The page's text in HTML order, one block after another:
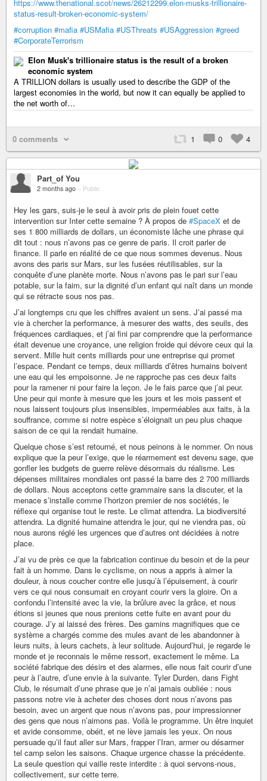
https://www.thenational.scot/news/26212299.elon-musks-trillionaire-
status-result-broken-economic-system/
#corruption #mafia #USMafia #USThreats #USAggression #greed
#CorporateTerrorism
Elon Musk's trillionaire status is the result of a broken
economic system
A TRILLION dollars is usually used to describe the GDP of the
largest economies in the world, but now it can equally be applied to
the net worth of…
0 comments 1 0 4
Part_of You
2 months ago – Public
Hey les gars, suis-je le seul à avoir pris de plein fouet cette
intervention sur Inter cette semaine ? À propos de #SpaceX et de
ses 1 800 milliards de dollars, un économiste lâche une phrase qui
dit tout : nous n’avons pas ce genre de paris. Il croit parler de
finance. Il parle en réalité de ce que nous sommes devenus. Nous
avons des paris sur Mars, sur les fusées réutilisables, sur la
conquête d’une planète morte. Nous n’avons pas le pari sur l’eau
potable, sur la faim, sur la dignité d’un enfant qui naît dans un monde
qui se rétracte sous nos pas.
J’ai longtemps cru que les chiffres avaient un sens. J’ai passé ma
vie à chercher la performance, à mesurer des watts, des seuils, des
fréquences cardiaques, et j’ai fini par comprendre que la performance
était devenue une croyance, une religion froide qui dévore ceux qui la
servent. Mille huit cents milliards pour une entreprise qui promet
l’espace. Pendant ce temps, deux milliards d’êtres humains boivent
une eau qui les empoisonne. Je ne rapproche pas ces deux faits
pour la ramener ni pour faire la leçon. Je le fais parce que j’ai peur.
Une peur qui monte à mesure que les jours et les mois passent et
nous laissent toujours plus insensibles, imperméables aux faits, à la
souffrance, comme si notre espèce s’éloignait un peu plus chaque
saison de ce qui la rendait humaine.
Quelque chose s’est retourné, et nous peinons à le nommer. On nous
explique que la peur l’exige, que le réarmement est devenu sage, que
gonfler les budgets de guerre relève désormais du réalisme. Les
dépenses militaires mondiales ont passé la barre des 2 700 milliards
de dollars. Nous acceptons cette grammaire sans la discuter, et la
menace s’installe comme l’horizon premier de nos sociétés, le
réflexe qui organise tout le reste. Le climat attendra. La biodiversité
attendra. La dignité humaine attendra le jour, qui ne viendra pas, où
nous aurons réglé les urgences que d’autres ont décidées à notre
place.
J’ai vu de près ce que la fabrication continue du besoin et de la peur
fait à un homme. Dans le cyclisme, on nous a appris à aimer la
douleur, à nous coucher contre elle jusqu’à l’épuisement, à courir
vers ce qui nous consumait en croyant courir vers la gloire. On a
confondu l’intensité avec la vie, la brûlure avec la grâce, et nous
étions si jeunes que nous prenions cette fuite en avant pour du
courage. J’y ai laissé des frères. Des gamins magnifiques que ce
système a chargés comme des mules avant de les abandonner à
leurs nuits, à leurs cachets, à leur solitude. Aujourd’hui, je regarde le
monde et je reconnais le même ressort, exactement le même. La
société fabrique des désirs et des alarmes, elle nous fait courir d’une
peur à l’autre, d’une envie à la suivante. Tyler Durden, dans Fight
Club, le résumait d’une phrase que je n’ai jamais oubliée : nous
passons notre vie à acheter des choses dont nous n’avons pas
besoin, avec un argent que nous n’avons pas, pour impressionner
des gens que nous n’aimons pas. Voilà le programme. Un être inquiet
et avide consomme, obéit, et ne lève jamais les yeux. On nous
persuade qu’il faut aller sur Mars, frapper l’Iran, armer ou désarmer
tel camp selon les saisons. Chaque urgence chasse la précédente.
La seule question qui vaille reste interdite : à quoi servons-nous,
collectivement, sur cette terre.